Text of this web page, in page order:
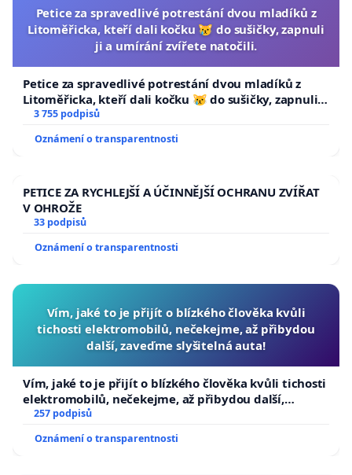
Petice za spravedlivé potrestání dvou mladíků z
Litoměřicka, kteří dali kočku 😿 do sušičky, zapnuli
ji a umírání zvířete natočili.
Petice za spravedlivé potrestání dvou mladíků z
Litoměřicka, kteří dali kočku 😿 do sušičky, zapnuli ji
a umírání zvířete natočili.
3 755 podpisů
Oznámení o transparentnosti
PETICE ZA RYCHLEJŠÍ A ÚČINNĚJŠÍ OCHRANU ZVÍŘAT
V OHROŽE
33 podpisů
Oznámení o transparentnosti
Vím, jaké to je přijít o blízkého člověka kvůli
tichosti elektromobilů, nečekejme, až přibydou
další, zaveďme slyšitelná auta!
Vím, jaké to je přijít o blízkého člověka kvůli tichosti
elektromobilů, nečekejme, až přibydou další,
zaveďme slyšitelná auta!
257 podpisů
Oznámení o transparentnosti